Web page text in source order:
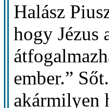
Halász
hogy Jézus
ember.”
akármilyen